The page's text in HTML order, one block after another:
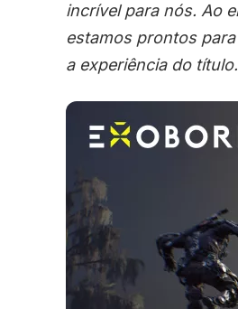
incrível para nós. Ao
estamos prontos
a experiência do título.